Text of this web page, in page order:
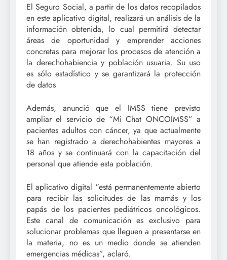
El Seguro Social, a partir de los datos recopilados
en este aplicativo digital, realizará un análisis de la
información obtenida, lo cual permitirá detectar
áreas de oportunidad y emprender acciones
concretas para mejorar los procesos de atención a
la derechohabiencia y población usuaria. Su uso
es sólo estadístico y se garantizará la protección
de datos
Además, anunció que el IMSS tiene previsto
ampliar el servicio de “Mi Chat ONCOIMSS” a
pacientes adultos con cáncer, ya que actualmente
se han registrado a derechohabientes mayores a
18 años y se continuará con la capacitación del
personal que atiende esta población.
El aplicativo digital “está permanentemente abierto
para recibir las solicitudes de las mamás y los
papás de los pacientes pediátricos oncológicos.
Este canal de comunicación es exclusivo para
solucionar problemas que lleguen a presentarse en
la materia, no es un medio donde se atienden
emergencias médicas”, aclaró.